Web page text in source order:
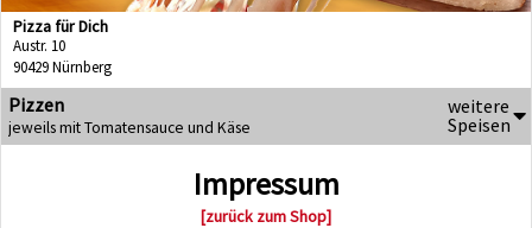
Pizza für Dich
Austr. 10
90429 Nürnberg
Pizzen
jeweils mit Tomatensauce und Käse
weitere
Speisen
Impressum
[zurück zum Shop]